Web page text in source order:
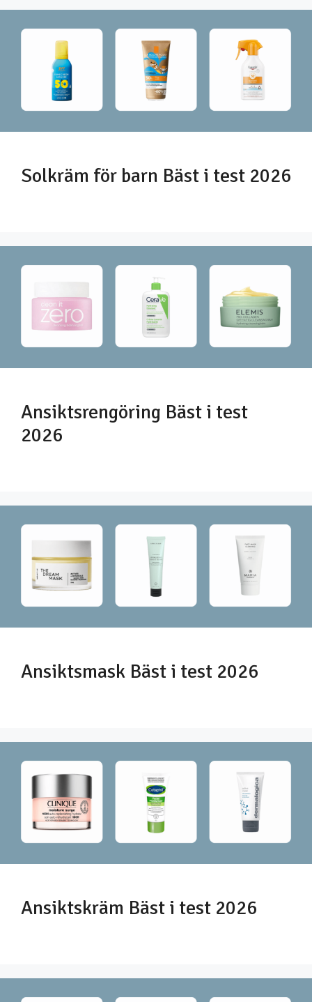
Solkräm för barn Bäst i test 2026
Ansiktsrengöring Bäst i test
2026
Ansiktsmask Bäst i test 2026
Ansiktskräm Bäst i test 2026